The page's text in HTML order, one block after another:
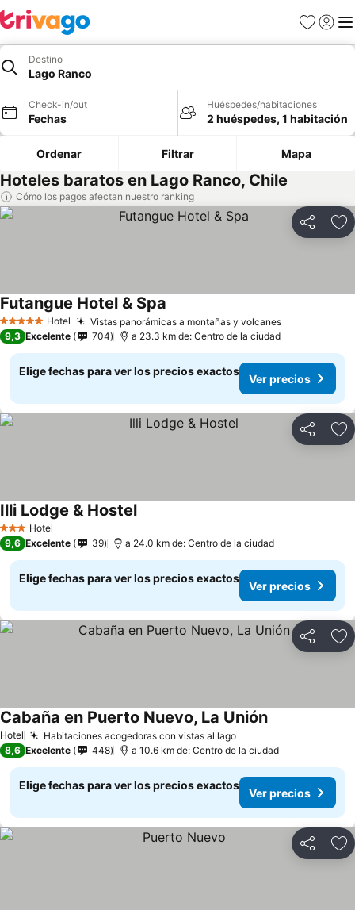
Favoritos
Iniciar
Destino
Lago Ranco
Check-in/out
Fechas
Huéspedes/habitaciones
2 huéspedes, 1 habitación
Ordenar Filtrar Mapa
Hoteles baratos en Lago Ranco, Chile
Cómo los pagos afectan nuestro ranking
Compartir
5 Estrellas Hotel Vistas panorámicas a montañas y volcanes
Futangue Hotel & Spa
9,3 Excelente 704 a 23.3 km de: Centro de la ciudad
Elige fechas para ver los precios exactos
Ver precios
Compartir
3 Estrellas
Hotel
Illi Lodge & Hostel
9,6 Excelente 39 a 24.0 km de: Centro de la ciudad
Elige fechas para ver los precios exactos
Ver precios
Compartir
Hotel Habitaciones acogedoras con vistas al lago
Cabaña en Puerto Nuevo, La Unión
8,6 Excelente 448 a 10.6 km de: Centro de la ciudad
Elige fechas para ver los precios exactos
Ver precios
Compartir